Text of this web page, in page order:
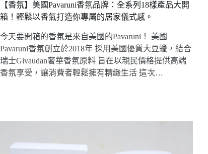
【香氛】美國Pavaruni香氛品牌：全系列18樣產品大開
箱！輕鬆以香氣打造你專屬的居家儀式感。
今天要開箱的香氛是來自美國的Pavaruni！ 美國
Pavaruni香氛創立於2018年 採用美國優質大豆蠟，結合
瑞士Givaudan奢華香氛原料 旨在以親民價格提供高端
香氛享受，讓消費者輕鬆擁有精緻生活 這次…